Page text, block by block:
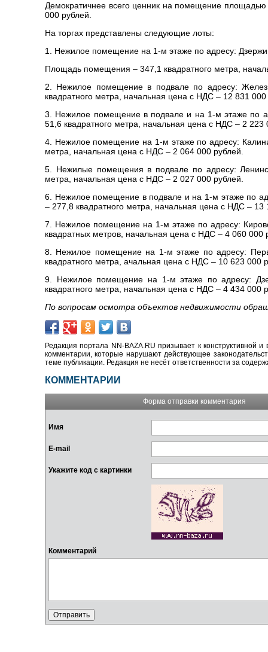
Демократичнее всего ценник на помещение
000 рублей.
На торгах представлены следующие лоты:
1. Нежилое помещение на 1-м этаже по адресу:
Площадь помещения – 347,1 квадратного метра,
2. Нежилое помещение в подвале по адресу:
квадратного метра, начальная цена с НДС – 12 831 000
3. Нежилое помещение в подвале и на 1-м этаже по
51,6 квадратного метра, начальная цена с НДС – 2 223
4. Нежилое помещение на 1-м этаже по адресу:
метра, начальная цена с НДС – 2 064 000 рублей.
5. Нежилые помещения в подвале по адресу:
метра, начальная цена с НДС – 2 027 000 рублей.
6. Нежилое помещение в подвале и на 1-м этаже по
– 277,8 квадратного метра, начальная цена с НДС – 13
7. Нежилое помещение на 1-м этаже по адресу:
квадратных метров, начальная цена с НДС – 4 060 000
8. Нежилое помещение на 1-м этаже по адресу:
квадратного метра, ачальная цена с НДС – 10 623 000
9. Нежилое помещение на 1-м этаже по адресу:
квадратного метра, начальная цена с НДС – 4 434 000
По вопросам осмотра объектов недвижимости
Редакция портала NN-BAZA.RU призывает к конструктивной
комментарии, которые нарушают действующее
теме публикации. Редакция не несёт ответственности за
КОММЕНТАРИИ
Форма отправки комментария
Имя
E-mail
Укажите код с картинки
Комментарий